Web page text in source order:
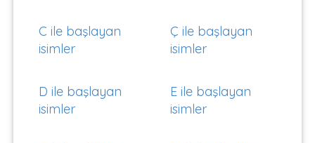
C ile başlayan
isimler
Ç ile başlayan
isimler
D ile başlayan
isimler
E ile başlayan
isimler